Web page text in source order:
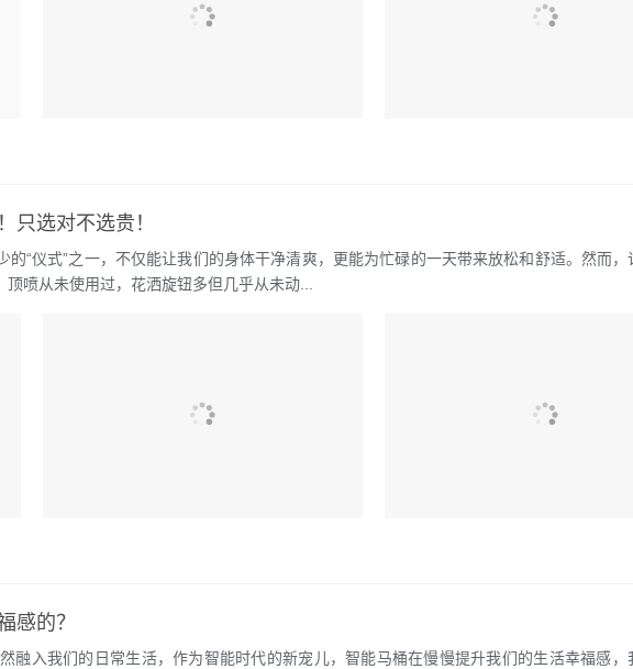
只选对不选贵！
“仪式”之一，不仅能让我们的身体干净清爽，更能为忙碌的一天带来放松和舒适。然而，
喷从未使用过，花洒旋钮多但几乎从未动...
感的？
融入我们的日常生活，作为智能时代的新宠儿，智能马桶在慢慢提升我们的生活幸福感，